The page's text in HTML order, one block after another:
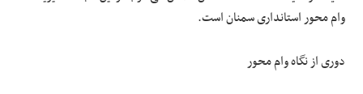
وام محور استانداری سمنان است.
دوری از نگاه وام محور